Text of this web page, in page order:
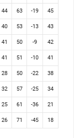
44 63 -19 45
40 53 -13 43
41 50 -9 42
41 51 -10 41
28 50 -22 38
32 57 -25 34
25 61 -36 21
26 71 -45 18